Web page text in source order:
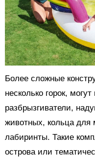
Более сложные
несколько горок,
разбрызгиватели,
животных, кольца для
лабиринты. Такие
острова или